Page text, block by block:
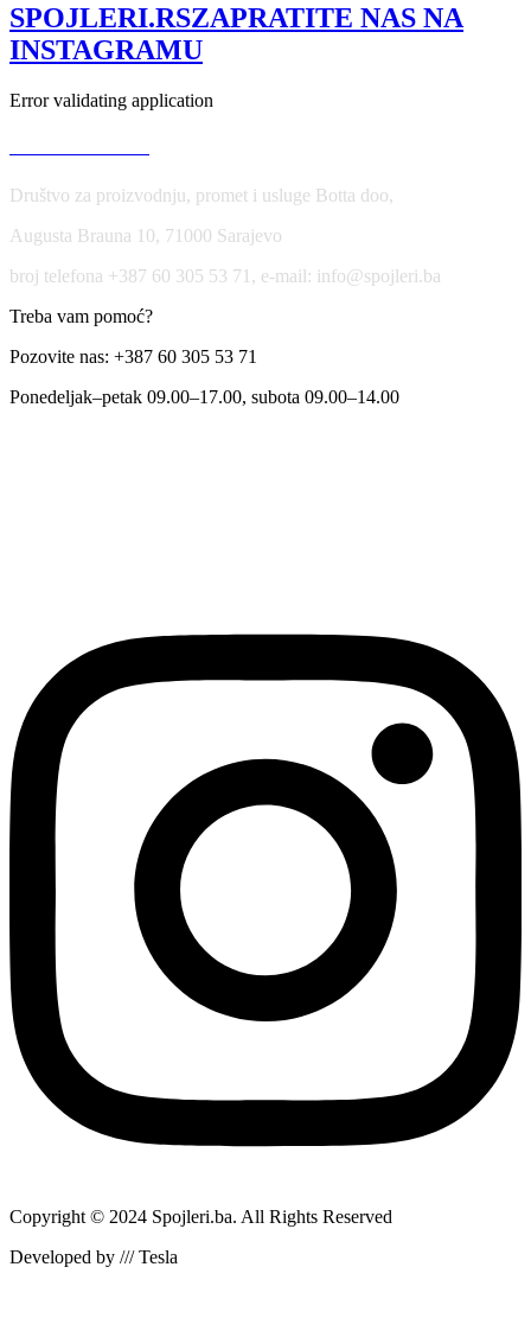
SPOJLERI.RSZAPRATITE NAS NA
INSTAGRAMU
Error validating application
Društvo za proizvodnju, promet i usluge Botta doo,
Augusta Brauna 10, 71000 Sarajevo
broj telefona +387 60 305 53 71, e-mail: info@spojleri.ba
Treba vam pomoć?
Pozovite nas: +387 60 305 53 71
Ponedeljak–petak 09.00–17.00, subota 09.00–14.00
Copyright © 2024 Spojleri.ba. All Rights Reserved
Developed by /// Tesla